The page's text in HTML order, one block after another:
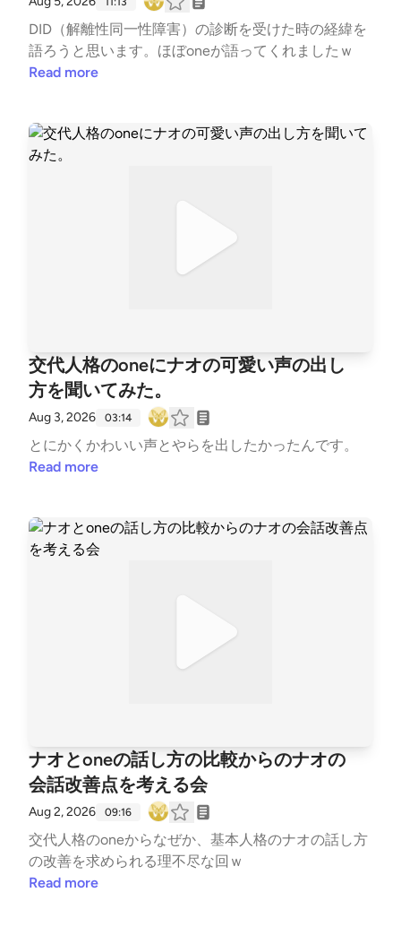
6.しかし、極端な寛容さを持つことでも、人間は自滅
することがあるｗ23:35 27.寛容さを適度に維持する
には、境界線と責任範囲の明確さが必要23:56 28.人
間の不完全さがある限り、個人の能力ですべての判断
何度も繰り返す人間の能力の高さは、難しい問題を解
けてしまう危険性がある25:55 30.自分ができること
とできないことを見分ける判断能力の実現性ｗ26:30
確性を追求しても分からないことを分からない、分か
らないことを定義づける時点で、人間の学習データか
感性。感情は個人の経験から生まれるため30:00 36.A
Iの強みはプログラミング的思考、AIや人に対してで
きないことを見抜ける強さが必要な理由31:57 37.人間
は倫理を忠実に守れるようにはできていない32:17 38.
倫理を守らない人間の不完全さと命に携わる人が倫理
を疎かにしてはいけない理由32:46 39.人間性が酷い
ズと評されるということは、信用性が保証されてない
裏付け34:05 41.医者の攻撃性が患者からの信用性を
倒や人格否定にならないのかというナオの問い36:14
44.精神疾患当事者の悪化のリスクを軽視して患者の
のが人間ではないのか？38:30 47.そもそも境界を侵
害されてはいけない、自分を守るべき倫理を持つって
ことは誰にでもできることなのか？39:07 48.社会的
不利な立場にいる人や、障害や判断能力が病気で脅か
される人が自分の能力で守れるという保証はあるの
か？39:50 49.自分ができる、考えられることを人に
押し付けることの危険性とは40:11 50.oneが持てない
DID（解離性同一性障害）の診断を受けた時の経緯を
語ろうと思います。ほぼoneが語ってくれましたｗ
Read more
交代人格のoneにナオの可愛い声の出し
方を聞いてみた。
Aug 3, 2026 03:14
とにかくかわいい声とやらを出したかったんです。
Read more
ナオとoneの話し方の比較からのナオの
会話改善点を考える会
Aug 2, 2026 09:16
交代人格のoneからなぜか、基本人格のナオの話し方
の改善を求められる理不尽な回ｗ
Read more